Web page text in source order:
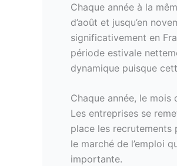
Chaque année à la
d’août et jusqu’en
significativement en
période estivale
dynamique puisque
Chaque année, le
Les entreprises se
place les recrutements
le marché de l’emploi
importante.